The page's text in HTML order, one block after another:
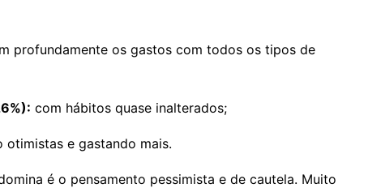
profundamente os gastos com todos os tipos de
com hábitos quase inalterados;
otimistas e gastando mais.
é o pensamento pessimista e de cautela. Muito